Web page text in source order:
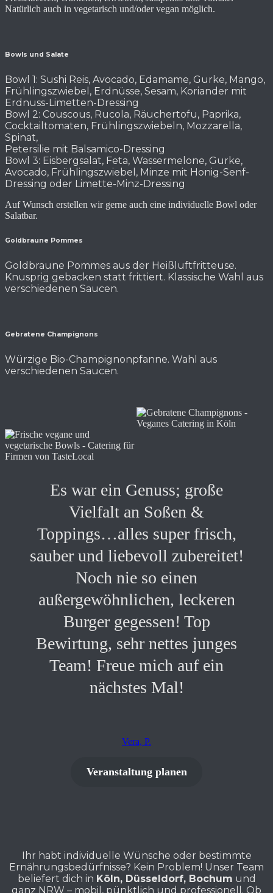
Natürlich auch in vegetarisch und/oder vegan möglich.
Bowls und Salate
Bowl 1: Sushi Reis, Avocado, Edamame, Gurke, Mango,
Frühlingszwiebel, Erdnüsse, Sesam, Koriander mit
Erdnuss-Limetten-Dressing
Bowl 2: Couscous, Rucola, Räuchertofu, Paprika,
Cocktailtomaten, Frühlingszwiebeln, Mozzarella,
Spinat,
Petersilie mit Balsamico-Dressing
Bowl 3: Eisbergsalat, Feta, Wassermelone, Gurke,
Avocado, Frühlingszwiebel, Minze mit Honig-Senf-
Dressing oder Limette-Minz-Dressing
Auf Wunsch erstellen wir gerne auch eine individuelle Bowl oder
Salatbar.
Goldbraune Pommes
Goldbraune Pommes aus der Heißluftfritteuse.
Knusprig gebacken statt frittiert. Klassische Wahl aus
verschiedenen Saucen.
Gebratene Champignons
Würzige Bio-Champignonpfanne. Wahl aus
verschiedenen Saucen.
Es war ein Genuss; große
Vielfalt an Soßen &
Toppings…alles super frisch,
sauber und liebevoll zubereitet!
Noch nie so einen
außergewöhnlichen, leckeren
Burger gegessen! Top
Bewirtung, sehr nettes junges
Team! Freue mich auf ein
nächstes Mal!
Vera, P.
Veranstaltung planen
Ihr habt individuelle Wünsche oder bestimmte
Ernährungsbedürfnisse? Kein Problem! Unser Team
beliefert dich in Köln, Düsseldorf, Bochum und
ganz NRW – mobil, pünktlich und professionell. Ob